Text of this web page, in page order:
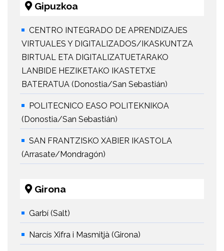
Gipuzkoa
CENTRO INTEGRADO DE APRENDIZAJES
VIRTUALES Y DIGITALIZADOS/IKASKUNTZA
BIRTUAL ETA DIGITALIZATUETARAKO
LANBIDE HEZIKETAKO IKASTETXE
BATERATUA (Donostia/San Sebastián)
POLITECNICO EASO POLITEKNIKOA
(Donostia/San Sebastián)
SAN FRANTZISKO XABIER IKASTOLA
(Arrasate/Mondragón)
Girona
Garbí (Salt)
Narcís Xifra i Masmitjà (Girona)